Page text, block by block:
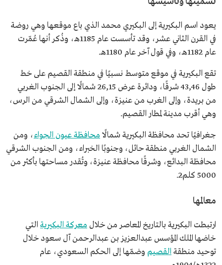
يعود اسم البكيرية إلى البكيري محمد الذي باع موقعها وهي روضة
في القرن الثاني عشر، وقد تأسست عام 1185هـ، وذُكر أنها عُمّرت
عام 1182هـ، وفي قول آخر عام 1180هـ.
تقع البكيرية في موقع متوسط نسبيًا في منطقة القصيم على خط
طول 43,46 شرقًا، ودائرة عرض 26,15 شمالًا إلى الجنوب الغربي
من بريدة، وإلى الغرب من عنيزة، وإلى الشمال الشرقي من الرس،
وهي أقرب مدينة لمطار القصيم.
جغرافيًا تحد محافظة البكيرية شمالًا محافظة عيون الجواء، ومن
الشمال الغربي منطقة حائل، وجنوبًا الخبراء، ومن الجنوب الشرقي
محافظة البدائع، وشرقًا محافظة عنيزة، وتُقدر مساحتها بأكثر من
5000 كلم2.
معالمها
ارتبطت البكيرية بالتاريخ المعاصر من خلال معركة البكيرية التي
خاضها الملك المؤسس عبدالعزيز بن عبدالرحمن آل سعود خلال
توحيد منطقة القصيم وضمّها إلى الحكم السعودي، عام